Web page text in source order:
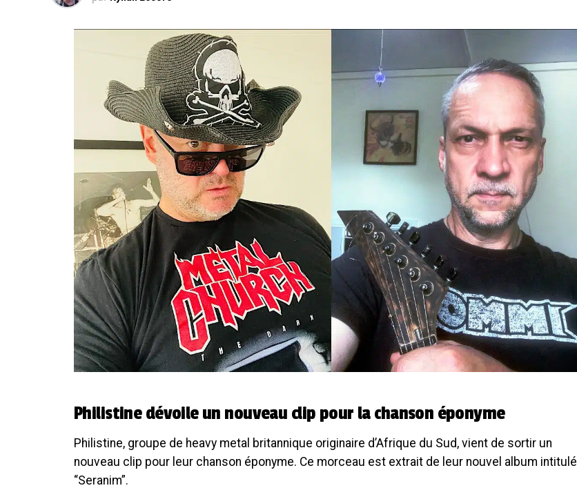
Philistine dévoile un nouveau clip pour la chanson éponyme
Philistine, groupe de heavy metal britannique originaire d’Afrique du Sud, vient de sortir un
nouveau clip pour leur chanson éponyme. Ce morceau est extrait de leur nouvel album intitulé
“Seranim”.